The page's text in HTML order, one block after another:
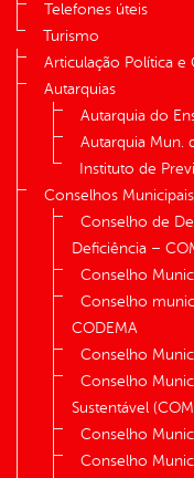
Telefones úteis
Turismo
Articulação Política e
Autarquias
Autarquia do
Autarquia Mun.
Instituto de
Conselhos Municipais
Conselho de
Deficiência –
Conselho
Conselho
CODEMA
Conselho
Conselho
Sustentável
Conselho
Conselho